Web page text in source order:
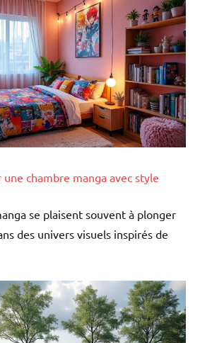
chambre manga avec style
se plaisent souvent à plonger
des univers visuels inspirés de